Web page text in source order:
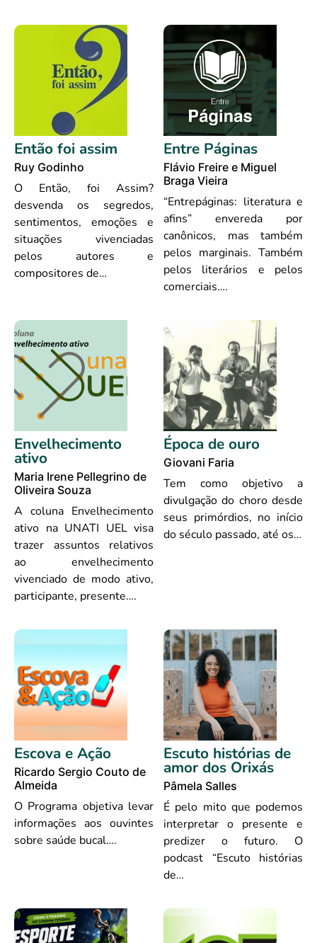
Então foi assim
Ruy Godinho
O Então, foi Assim?
desvenda os segredos,
sentimentos, emoções e
situações vivenciadas
pelos autores e
compositores de…
Entre Páginas
Flávio Freire e Miguel
Braga Vieira
“Entrepáginas: literatura e
afins” envereda por
canônicos, mas também
pelos marginais. Também
pelos literários e pelos
comerciais….
Envelhecimento
ativo
Maria Irene Pellegrino de
Oliveira Souza
A coluna Envelhecimento
ativo na UNATI UEL visa
trazer assuntos relativos
ao envelhecimento
vivenciado de modo ativo,
participante, presente….
Época de ouro
Giovani Faria
Tem como objetivo a
divulgação do choro desde
seus primórdios, no início
do século passado, até os…
Escova e Ação
Ricardo Sergio Couto de
Almeida
O Programa objetiva levar
informações aos ouvintes
sobre saúde bucal….
Escuto histórias de
amor dos Orixás
Pâmela Salles
É pelo mito que podemos
interpretar o presente e
predizer o futuro. O
podcast “Escuto histórias
de…